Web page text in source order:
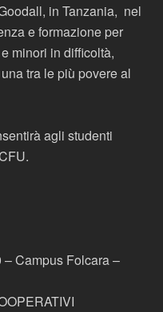
in Tanzania, nel
e formazione per
minori in difficoltà,
tra le più povere al
agli studenti
Campus Folcara –